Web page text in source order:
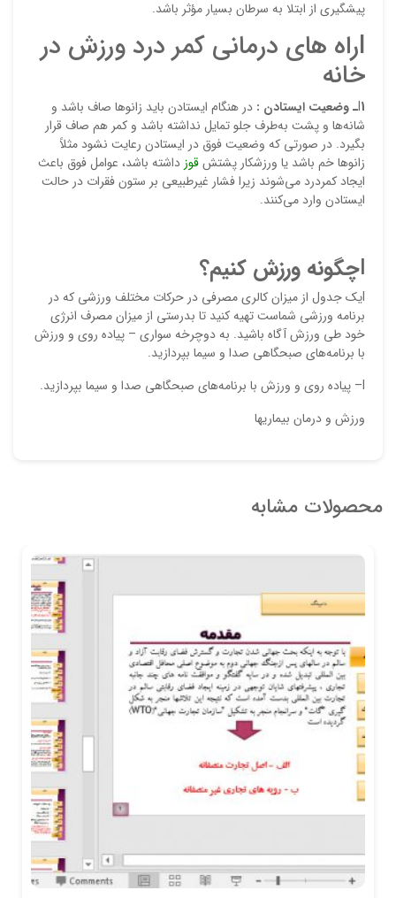
پيشگيري از ابتلا به سرطان بسيار مؤثر باشد.
lراه های درمانی کمر درد ورزش در
خانه
l1ـ وضعيت ايستادن : در هنگام ايستادن بايد زانوها صاف باشد و
شانه‌ها و پشت به‌طرف جلو تمايل نداشته باشد و كمر هم صاف قرار
بگيرد. در صورتي كه وضعيت فوق در ايستادن رعايت نشود مثلاً
زانوها خم باشد يا ورزشكار پشتشقوزداشته باشد، عوامل فوق باعث
ايجاد كمردرد مي‌شوند زيرا فشار غيرطبيعي بر ستون فقرات در حالت
ايستادن وارد مي‌كنند.
lچگونه ورزش کنیم؟
lیک جدول از میزان کالری مصرفی در حرکات مختلف ورزشی که در
برنامه ورزشی شماست تهیه کنید تا بدرستی از میزان مصرف انرژی
خود طی ورزش آگاه باشید. به دوچرخه سواری – پیاده روی و ورزش
با برنامه‌های صبحگاهی صدا و سیما بپردازید.
l– پیاده روی و ورزش با برنامه‌های صبحگاهی صدا و سیما بپردازید.
ورزش و درمان بیماریها
محصولات مشابه